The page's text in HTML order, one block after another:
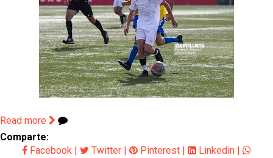
Read more
Comparte:
Facebook
Twitter Pinterest Linkedin